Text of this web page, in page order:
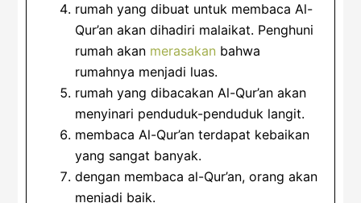
rumah yang dibuat untuk membaca Al-
Qur’an akan dihadiri malaikat. Penghuni
rumah akan merasakan bahwa
rumahnya menjadi luas.
rumah yang dibacakan Al-Qur’an akan
menyinari penduduk-penduduk langit.
membaca Al-Qur’an terdapat kebaikan
yang sangat banyak.
dengan membaca al-Qur’an, orang akan
menjadi baik.